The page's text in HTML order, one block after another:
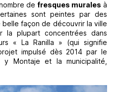
de fresques murales à
sont peintes par des
belle façon de découvrir la ville
la plupart concentrées dans
« La Ranilla » (qui signifie
impulsé dès 2014 par le
y Montaje et la municipalité,